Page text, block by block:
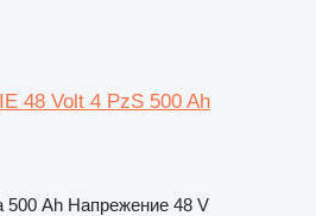
48 Volt 4 PzS 500 Ah
500 Ah Напрежение 48 V